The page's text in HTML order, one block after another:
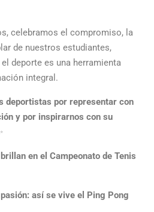
celebramos el compromiso, la
de nuestros estudiantes,
deporte es una herramienta
integral.
deportistas por representar con
y por inspirarnos con su
en el Campeonato de Tenis
así se vive el Ping Pong